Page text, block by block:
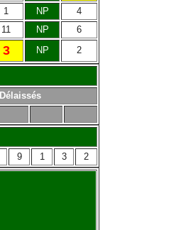
1 NP
4
11 NP
6
3 NP 2
Délaissés
9 1 3 2